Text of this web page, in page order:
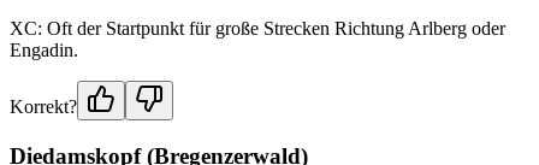
XC: Oft der Startpunkt für große Strecken Richtung Arlberg oder
Engadin.
Korrekt?
Diedamskopf (Bregenzerwald)